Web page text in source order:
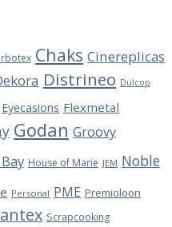
Chaks Cinereplicas
Distrineo Dulcop
Eyecasions Flexmetal
Godan Groovy
House of Marie JEM Noble
Personal PME Premioloon
Scrapcooking